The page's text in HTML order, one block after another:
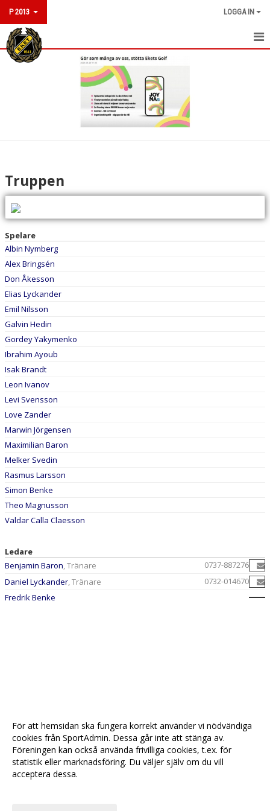
P 2013 LOGGA IN
HEM
BILDGALLERI
DOKUMENT
KONTAKT
Truppen
Spelare
Albin Nymberg
Alex Bringsén
Don Åkesson
Elias Lyckander
Emil Nilsson
Galvin Hedin
Gordey Yakymenko
Ibrahim Ayoub
Isak Brandt
Leon Ivanov
Levi Svensson
Love Zander
Marwin Jörgensen
Maximilian Baron
Melker Svedin
Rasmus Larsson
Simon Benke
Theo Magnusson
Valdar Calla Claesson
Ledare
Benjamin Baron , Tränare
0737-887276
Daniel Lyckander , Tränare
0732-014670
Fredrik Benke
För att hemsidan ska fungera korrekt använder vi nödvändiga
cookies från SportAdmin. Dessa går inte att stänga av.
Föreningen kan också använda frivilliga cookies, t.ex. för
statistik eller marknadsföring. Du väljer själv om du vill
acceptera dessa.